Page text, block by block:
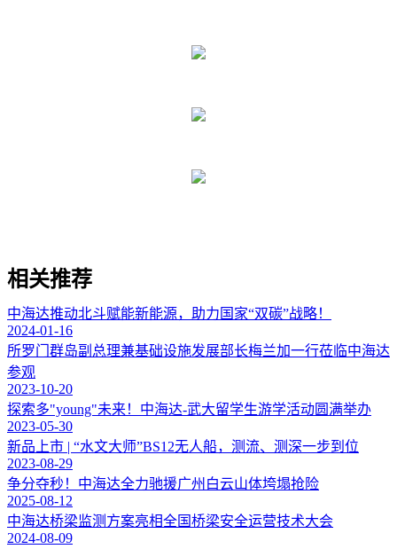
相关推荐
中海达推动北斗赋能新能源，助力国家“双碳”战略！
2024-01-16
所罗门群岛副总理兼基础设施发展部长梅兰加一行莅临中海达
参观
2023-10-20
探索多"young"未来！中海达-武大留学生游学活动圆满举办
2023-05-30
新品上市 | “水文大师”BS12无人船，测流、测深一步到位
2023-08-29
争分夺秒！中海达全力驰援广州白云山体垮塌抢险
2025-08-12
中海达桥梁监测方案亮相全国桥梁安全运营技术大会
2024-08-09